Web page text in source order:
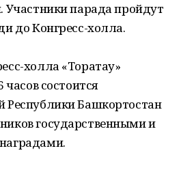
Участники парада пройдут
до Конгресс-холла.
холла «Торатау»
состоится
Республики Башкортостан
государственными и